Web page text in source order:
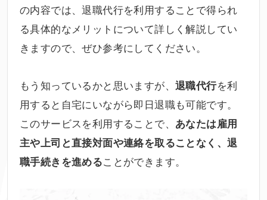
の内容では、退職代行を利用することで得られ
る具体的なメリット について詳しく解説してい
きますので、ぜひ参考にしてください。
もう知っているかと思いますが、 退職代行を利
用すると自宅にいながら即日退職も可能です。
このサービスを利用することで、 あなたは雇用
主や上司と直接対面や連絡を取ることなく、退
職手続きを進めることができます。